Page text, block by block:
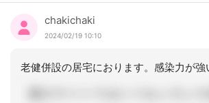
chakichaki
2024/02/19 10:10